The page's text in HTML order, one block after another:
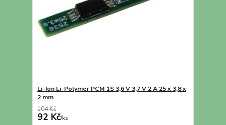
Li-Ion Li-Polymer PCM 1S 3,6 V 3,7 V 2 A 25 x 3,8 x
2 mm
104 Kč
92 Kč/ks